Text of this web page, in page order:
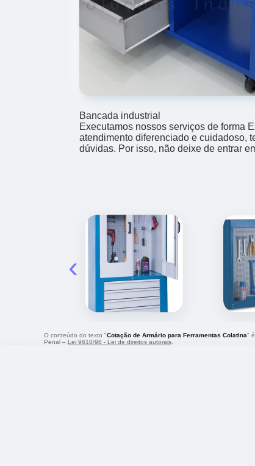
Bancada industrial
Executamos nossos serviços de forma
atendimento diferenciado e cuidadoso,
dúvidas. Por isso, não deixe de entrar
‹
O conteúdo do texto "Cotação de Armário para Ferramentas Colatina"
Penal – Lei 9610/98 - Lei de direitos autorais.